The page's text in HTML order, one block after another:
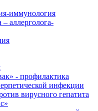
иммунология
аллерголога-
- профилактика
инфекции
вирусного гепатита